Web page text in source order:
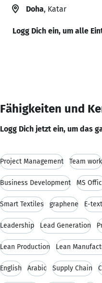
Doha, Katar
Logg Dich ein, um alle
Fähigkeiten und
Logg Dich jetzt ein, um das
Project Management Team work
Business Development MS
Smart Textiles graphene E-
Leadership Lead Generation
Lean Production Lean
English Arabic Supply Chain